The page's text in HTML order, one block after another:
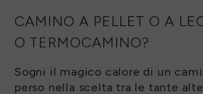
CAMINO A PELLET O A
O TERMOCAMINO?
Sogni il magico calore di un
perso nella scelta tra le tante